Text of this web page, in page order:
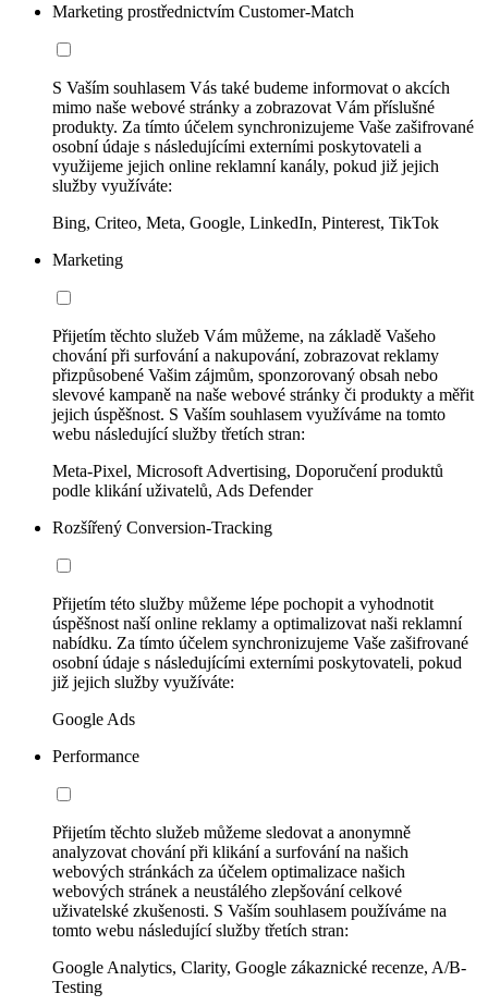
Marketing prostřednictvím Customer-Match
S Vaším souhlasem Vás také budeme informovat o akcích
mimo naše webové stránky a zobrazovat Vám příslušné
produkty. Za tímto účelem synchronizujeme Vaše zašifrované
osobní údaje s následujícími externími poskytovateli a
využijeme jejich online reklamní kanály, pokud již jejich
služby využíváte:
Bing, Criteo, Meta, Google, LinkedIn, Pinterest, TikTok
Marketing
Přijetím těchto služeb Vám můžeme, na základě Vašeho
chování při surfování a nakupování, zobrazovat reklamy
přizpůsobené Vašim zájmům, sponzorovaný obsah nebo
slevové kampaně na naše webové stránky či produkty a měřit
jejich úspěšnost. S Vaším souhlasem využíváme na tomto
webu následující služby třetích stran:
Meta-Pixel, Microsoft Advertising, Doporučení produktů
podle klikání uživatelů, Ads Defender
Rozšířený Conversion-Tracking
Přijetím této služby můžeme lépe pochopit a vyhodnotit
úspěšnost naší online reklamy a optimalizovat naši reklamní
nabídku. Za tímto účelem synchronizujeme Vaše zašifrované
osobní údaje s následujícími externími poskytovateli, pokud
již jejich služby využíváte:
Google Ads
Performance
Přijetím těchto služeb můžeme sledovat a anonymně
analyzovat chování při klikání a surfování na našich
webových stránkách za účelem optimalizace našich
webových stránek a neustálého zlepšování celkové
uživatelské zkušenosti. S Vaším souhlasem používáme na
tomto webu následující služby třetích stran:
Google Analytics, Clarity, Google zákaznické recenze, A/B-
Testing